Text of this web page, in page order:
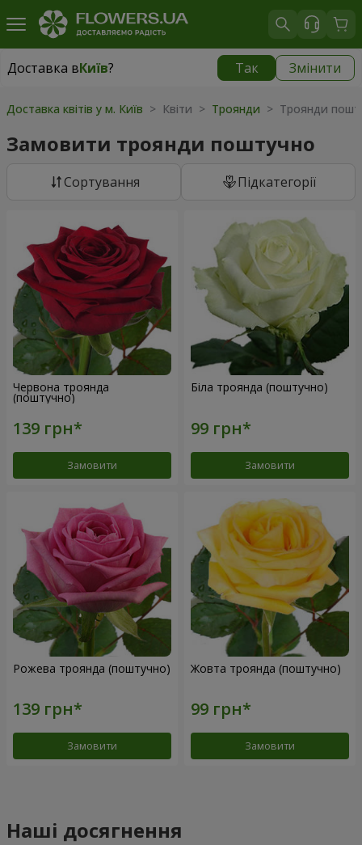
Доставка вКиїв? Так Змінити
Доставка вКиїв
Доставка квітів у м. Київ > Квіти > Троянди > Троянди
Замовити троянди поштучно
Сортування Підкатегорії
Червона троянда
(поштучно)
Замовити
Біла троянда (поштучно)
Замовити
Рожева троянда (поштучно)
Замовити
Жовта троянда (поштучно)
Замовити
Наші досягнення